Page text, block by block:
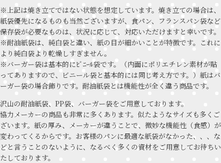
※上記は焼き立てではない状態を想定しています。焼き立ての場合は、
紙袋優先になるものも当然ございますが、食パン、フランスパン袋など
保存袋が必要なものは、状況に応じて、対応いただけますと幸いです。
※耐油紙袋は、純白袋と違い、紙の目が細かいことが特徴です。これに
より純白袋より乾燥しすぎません。
※バーガー袋は基本的にﾋﾞﾆｰﾙ袋です。（内面にポリエチレン素材が貼
ってありますので、ビニール袋と基本的には同じ考え方です。）紙はバ
ーガー袋の場合飾りです。耐油紙袋とは機能性が全く違う商品です。
沢山の耐油紙袋、PP袋、バーガー袋をご用意しております。
協力メーカーの商品も非常に多くあります。似たようなサイズも多くご
ざいます。紙の厚み、メーカーが違うことで、微妙な機能性（食感）が
変わってくるからです。お客様のパンに最適な紙袋がなかった、、、な
どと言うことのないように、なるべく多くの資材をご用意してお待ちい
たしております。